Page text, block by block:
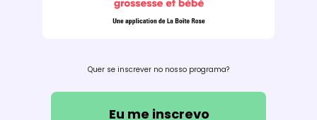
Quer se inscrever no nosso programa?
Eu me inscrevo